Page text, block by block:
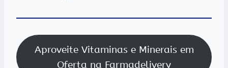
Aproveite Vitaminas e Minerais em
Oferta na Farmadelivery